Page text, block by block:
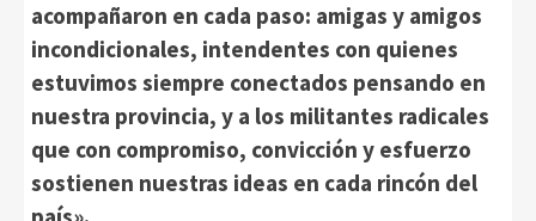
acompañaron en cada paso: amigas y amigos
incondicionales, intendentes con quienes
estuvimos siempre conectados pensando en
nuestra provincia, y a los militantes radicales
que con compromiso, convicción y esfuerzo
sostienen nuestras ideas en cada rincón del